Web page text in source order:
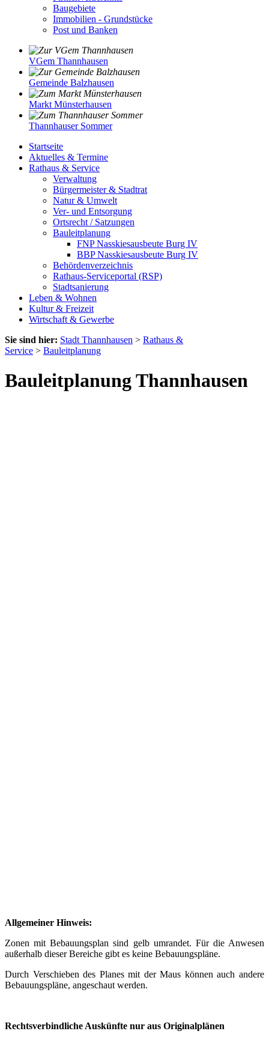
Baugebiete
Immobilien - Grundstücke
Post und Banken
VGem Thannhausen
Gemeinde Balzhausen
Markt Münsterhausen
Thannhauser Sommer
Startseite
Aktuelles & Termine
Rathaus & Service
Verwaltung
Bürgermeister & Stadtrat
Natur & Umwelt
Ver- und Entsorgung
Ortsrecht / Satzungen
Bauleitplanung
FNP Nasskiesausbeute Burg IV
BBP Nasskiesausbeute Burg IV
Behördenverzeichnis
Rathaus-Serviceportal (RSP)
Stadtsanierung
Leben & Wohnen
Kultur & Freizeit
Wirtschaft & Gewerbe
Sie sind hier: Stadt Thannhausen > Rathaus &
Service > Bauleitplanung
Bauleitplanung Thannhausen
Allgemeiner Hinweis:
Zonen mit Bebauungsplan sind gelb umrandet. Für die Anwesen
außerhalb dieser Bereiche gibt es keine Bebauungspläne.
Durch Verschieben des Planes mit der Maus können auch andere
Bebauungspläne, angeschaut werden.
Rechtsverbindliche Auskünfte nur aus Originalplänen